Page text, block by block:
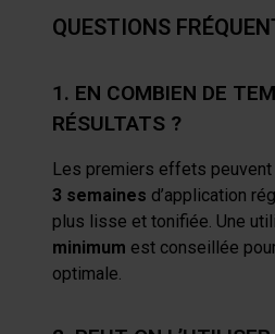
QUESTIONS
1. EN COMBIEN DE
RÉSULTATS ?
Les premiers effets
3 semaines d’application
plus lisse et tonifiée. Une
minimum est conseillée
optimale.